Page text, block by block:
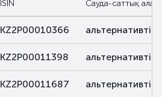
ISIN Сауда-саттық алаң
KZ2P00010366 альтернативті
KZ2P00011398 альтернативті
KZ2P00011687 альтернативті